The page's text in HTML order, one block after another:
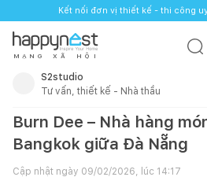
Kết nối đơn vị thiết kế - thi công
M Ạ N G X Ã H Ộ I
S2studio
Tư vấn, thiết kế - Nhà thầu
Burn Dee – Nhà hàng
Bangkok giữa Đà Nẵng
Cập nhật ngày 09/02/2026, lúc 14:17